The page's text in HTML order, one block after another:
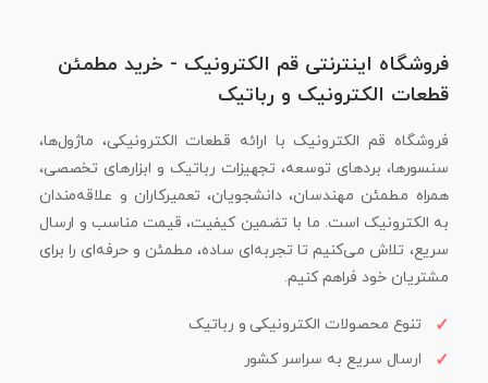
فروشگاه اینترنتی قم الکترونیک - خرید مطمئن
قطعات الکترونیک و رباتیک
فروشگاه قم الکترونیک با ارائه قطعات الکترونیکی، ماژول‌ها،
سنسورها، بردهای توسعه، تجهیزات رباتیک و ابزارهای تخصصی،
همراه مطمئن مهندسان، دانشجویان، تعمیرکاران و علاقه‌مندان
به الکترونیک است. ما با تضمین کیفیت، قیمت مناسب و ارسال
سریع، تلاش می‌کنیم تا تجربه‌ای ساده، مطمئن و حرفه‌ای را برای
مشتریان خود فراهم کنیم.
تنوع محصولات الکترونیکی و رباتیک
ارسال سریع به سراسر کشور